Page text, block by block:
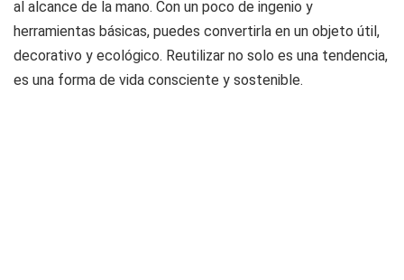
al alcance de la mano. Con un poco de ingenio y
herramientas básicas, puedes convertirla en un objeto útil,
decorativo y ecológico. Reutilizar no solo es una tendencia,
es una forma de vida consciente y sostenible.